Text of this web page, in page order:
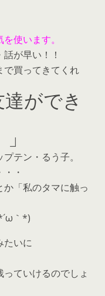
使います。
が早い！！
で買ってきてくれ
達ができ
テン・るう子。
・
か「私のタマに触っ
｀*)
たいに
ていけるのでしょ